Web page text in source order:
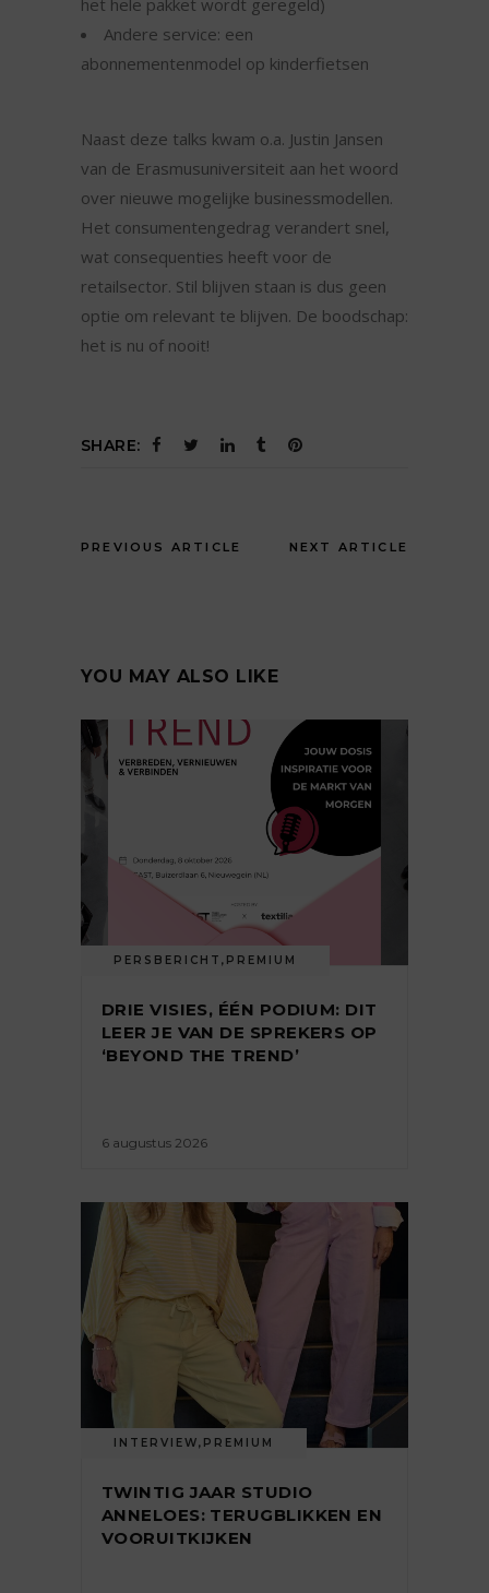
Andere service: een
abonnementenmodel op kinderfietsen
Naast deze talks kwam o.a. Justin Jansen
van de Erasmusuniversiteit aan het woord
over nieuwe mogelijke businessmodellen.
Het consumentengedrag verandert snel,
wat consequenties heeft voor de
retailsector. Stil blijven staan is dus geen
optie om relevant te blijven. De boodschap:
het is nu of nooit!
SHARE:
PREVIOUS ARTICLE NEXT ARTICLE
YOU MAY ALSO LIKE
PERSBERICHT , PREMIUM
DRIE VISIES, ÉÉN PODIUM: DIT
LEER JE VAN DE SPREKERS OP
‘BEYOND THE TREND’
6 augustus 2026
INTERVIEW, PREMIUM
TWINTIG JAAR STUDIO
ANNELOES: TERUGBLIKKEN EN
VOORUITKIJKEN